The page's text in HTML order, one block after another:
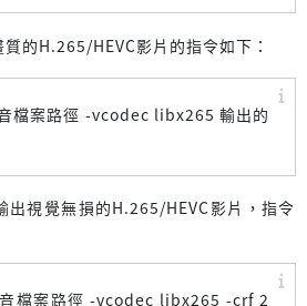
的H.265/HEVC影片的指令如下：
檔案路徑 -vcodec libx265 輸出的
出視覺無損的H.265/HEVC影片，指令
檔案路徑 -vcodec libx265 -crf 2